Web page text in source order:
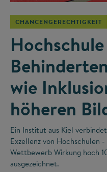
CHANCENGERECHTIGKEIT
wie
höheren
Ein Institut aus Kiel
Exzellenz von Hochschulen
Wettbewerb Wirkung hoch
ausgezeichnet.